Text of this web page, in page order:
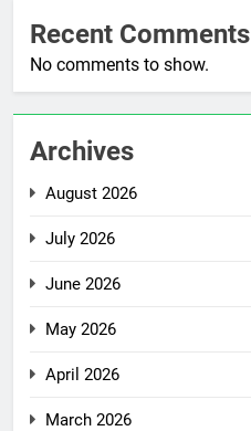
Recent Comments
No comments to show.
Archives
August 2026
July 2026
June 2026
May 2026
April 2026
March 2026